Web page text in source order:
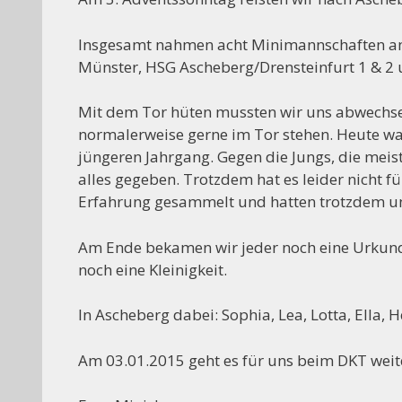
Insgesamt nahmen acht Minimannschaften
Münster, HSG Ascheberg/Drensteinfurt 1 & 2
Mit dem Tor hüten mussten wir uns
normalerweise gerne im Tor stehen. Heute
jüngeren Jahrgang. Gegen die Jungs, die
alles gegeben. Trotzdem hat es leider nicht
Erfahrung gesammelt und hatten trotzdem
Am Ende bekamen wir jeder noch eine
noch eine Kleinigkeit.
In Ascheberg dabei: Sophia, Lea, Lotta, Ella,
Am 03.01.2015 geht es für uns beim DKT